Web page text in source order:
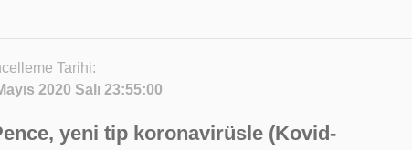
Tarihi:
2020 Salı 23:55:00
yeni tip koronavirüsle (Kovid-